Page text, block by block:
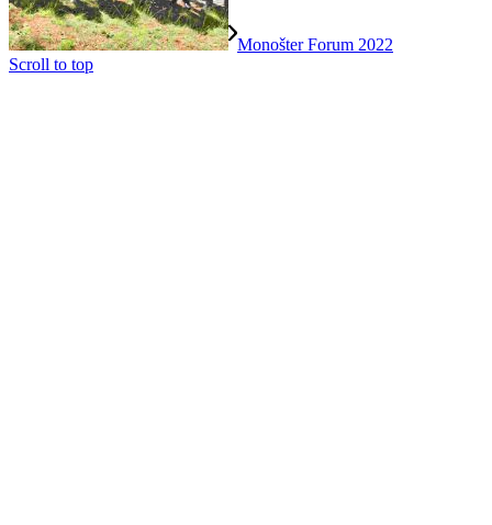
Monošter Forum 2022
Scroll to top